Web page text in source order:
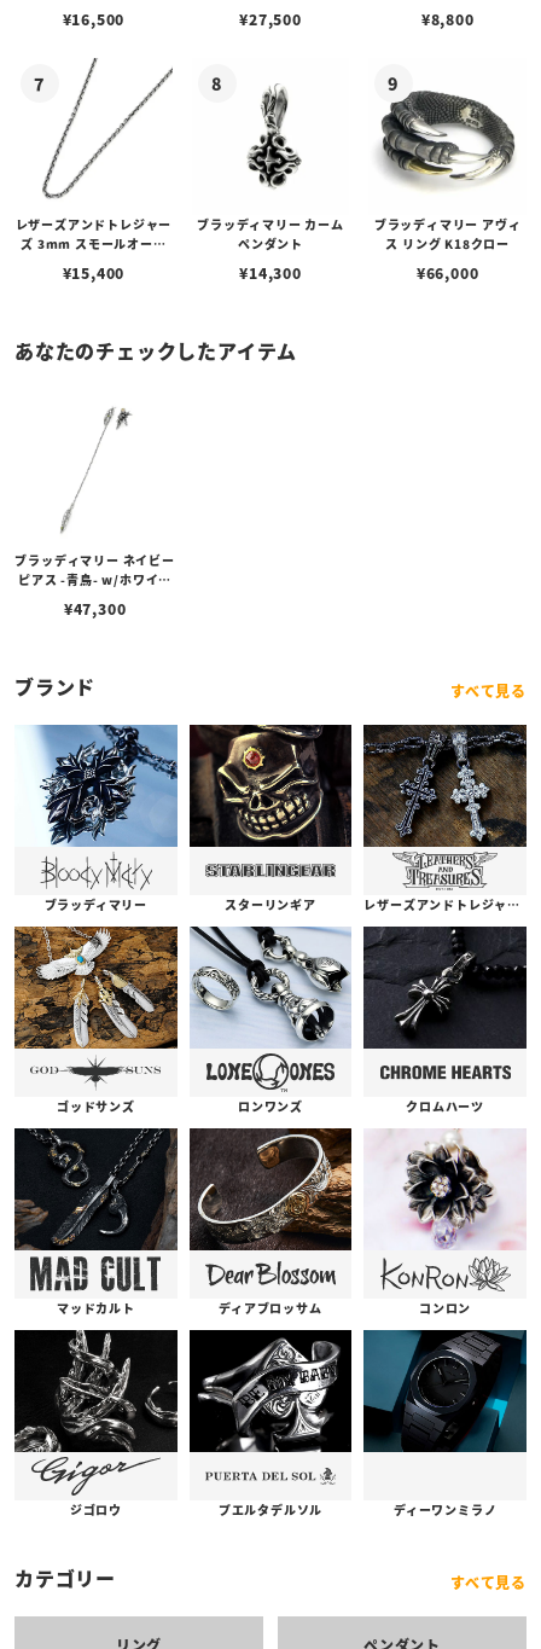
¥16,500 ¥27,500 ¥8,800
レザーズアンドトレジャー
ズ 3mm スモールオーバ
ブスタークラスプ＆LTロ
¥15,400
ブラッディマリー カーム
ペンダント
¥14,300
ブラッディマリー アヴィ
ス リング K18クロー
¥66,000
あなたのチェックしたアイテム
ブラッディマリー ネイビー
ピアス -青鳥- w/ホワイト
ーンダイヤモンド
¥47,300
ブランド すべて見る
ブラッディマリー スターリンギア レザーズアンドトレジャーズ
ゴッドサンズ ロンワンズ クロムハーツ
マッドカルト ディアブロッサム コンロン
ジゴロウ プエルタデルソル ディーワンミラノ
カテゴリー すべて見る
リング ペンダント